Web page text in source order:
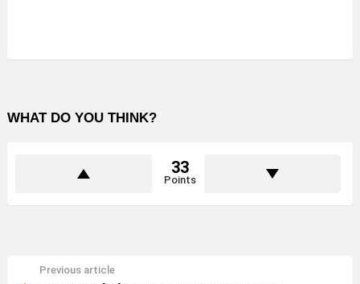
WHAT DO YOU THINK?
33
Points
Previous article